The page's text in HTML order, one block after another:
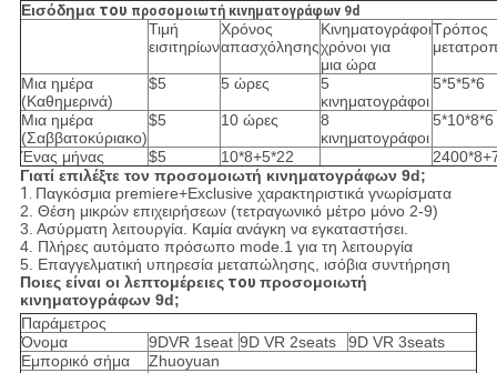
Εισόδηματου προσομοιωτή κινηματογράφων 9d
Τιμή
εισιτηρίων
Χρόνος
απασχόλησης
Κινηματογράφοι
χρόνοι για
μια ώρα
Τρόπος
Μια ημέρα
(Καθημερινά)
$5 5 ώρες
5
κινηματογράφοι
5*5*5*6
Μια ημέρα
(Σαββατοκύριακο)
$5 10 ώρες
8
κινηματογράφοι
5*10*8*6
Ένας μήνας $5 10*8+5*22
Γιατί επιλέξτε τον προσομοιωτή κινηματογράφων 9d;
1. Παγκόσμια premiere+Exclusive χαρακτηριστικά γνωρίσματα
2. Θέση μικρών επιχειρήσεων (τετραγωνικό μέτρο μόνο 2-9)
3. Ασύρματη λειτουργία. Καμία ανάγκη να εγκαταστήσει.
4. Πλήρες αυτόματο πρόσωπο mode.1 για τη λειτουργία
5. Επαγγελματική υπηρεσία μεταπώλησης, ισόβια συντήρηση
Ποιες είναι οι λεπτομέρειεςτου προσομοιωτή
κινηματογράφων 9d;
Παράμετρος
Όνομα
9DVR 1seat 9D VR 2seats
9D VR 3seats
Εμπορικό σήμα
Zhuoyuan